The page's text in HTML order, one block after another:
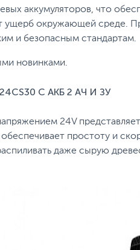
аккумуляторов, что
окружающей среде.
и безопасным стандартам.
новинками.
С АКБ 2 АЧ И ЗУ
24V
простоту и
даже сырую